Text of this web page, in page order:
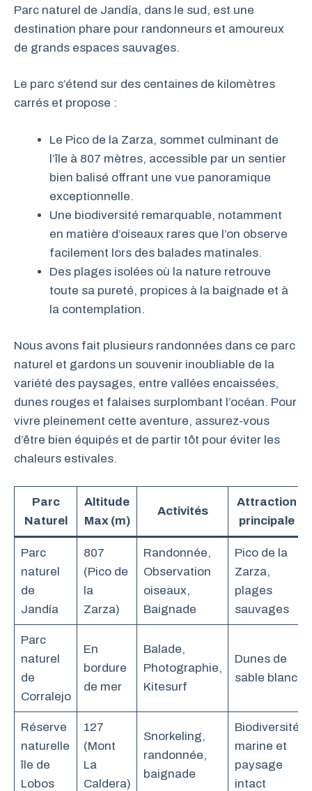
Parc naturel de Jandía, dans le sud, est une
destination phare pour randonneurs et amoureux
de grands espaces sauvages.
Le parc s’étend sur des centaines de kilomètres
carrés et propose :
Le Pico de la Zarza, sommet culminant de
l’île à 807 mètres, accessible par un sentier
bien balisé offrant une vue panoramique
exceptionnelle.
Une biodiversité remarquable, notamment
en matière d’oiseaux rares que l’on observe
facilement lors des balades matinales.
Des plages isolées où la nature retrouve
toute sa pureté, propices à la baignade et à
la contemplation.
Nous avons fait plusieurs randonnées dans ce parc
naturel et gardons un souvenir inoubliable de la
variété des paysages, entre vallées encaissées,
dunes rouges et falaises surplombant l’océan. Pour
vivre pleinement cette aventure, assurez-vous
d’être bien équipés et de partir tôt pour éviter les
chaleurs estivales.
Parc
Naturel
Altitude
Max (m)
Activités
Attraction
principale
Parc
naturel
de
Jandía
807
(Pico de
la
Zarza)
Randonnée,
Observation
oiseaux,
Baignade
Pico de la
Zarza,
plages
sauvages
Parc
naturel
de
Corralejo
En
bordure
de mer
Balade,
Photographie,
Kitesurf
Dunes de
sable blanc
Réserve
naturelle
île de
Lobos
127
(Mont
La
Caldera)
Snorkeling,
randonnée,
baignade
Biodiversité
marine et
paysage
intact